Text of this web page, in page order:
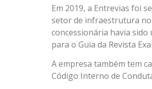
Em 2019, a Entrevias foi
setor de infraestrutura no
concessionária havia sido
para o Guia da Revista
A empresa também tem
Código Interno de